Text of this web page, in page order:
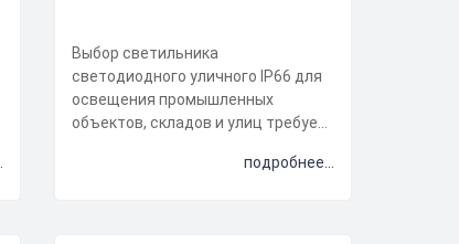
Выбор светильника
светодиодного уличного IP66 для
освещения промышленных
объектов, складов и улиц требует
подробнее...